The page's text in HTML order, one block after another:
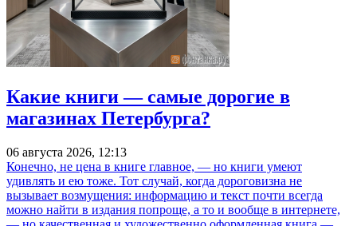
Какие книги — самые дорогие в
магазинах Петербурга?
06 августа 2026, 12:13
Конечно, не цена в книге главное, — но книги умеют
удивлять и ею тоже. Тот случай, когда дороговизна не
вызывает возмущения: информацию и текст почти всегда
можно найти в издания попроще, а то и вообще в интернете,